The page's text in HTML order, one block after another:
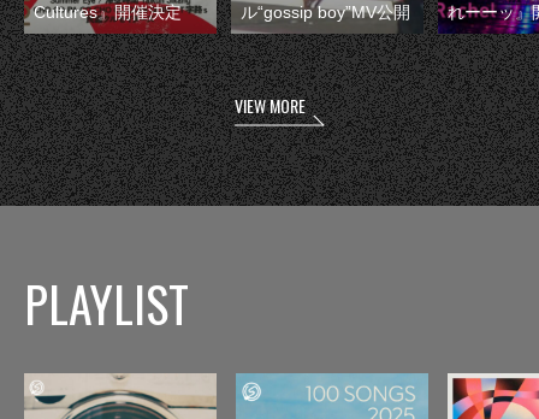
Cultures』開催決定
ル“gossip boy”MV公開
れーーッ』
VIEW MORE
PLAYLIST